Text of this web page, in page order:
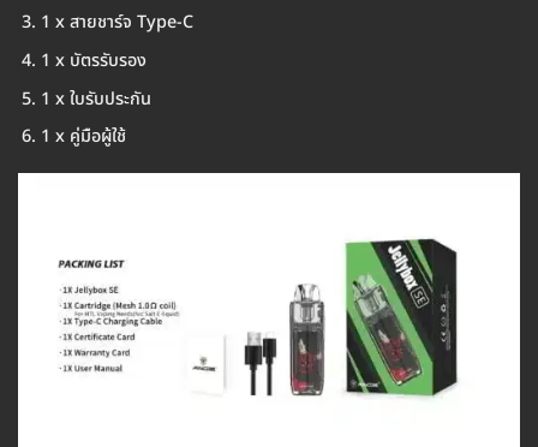
1 x สายชาร์จ Type-C
1 x บัตรรับรอง
1 x ใบรับประกัน
1 x คู่มือผู้ใช้